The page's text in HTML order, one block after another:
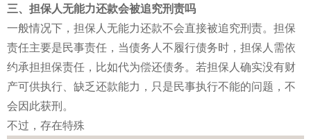
三、担保人无能力还款会被追究刑责吗
一般情况下，担保人无能力还款不会直接被追究刑责。担保
责任主要是民事责任，当债务人不履行债务时，担保人需依
约承担担保责任，比如代为偿还债务。若担保人确实没有财
产可供执行、缺乏还款能力，只是民事执行不能的问题，不
会因此获刑。
不过，存在特殊